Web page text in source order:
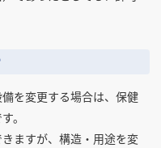
を変更する場合は、保健
。
ますが、構造・用途を変